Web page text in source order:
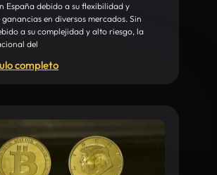
España debido a su flexibilidad y
en diversos mercados. Sin
a su complejidad y alto riesgo, la
del
completo